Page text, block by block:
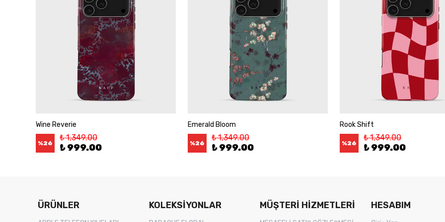
Wine Reverie
%26
₺ 1,349.00
₺ 999.00
Emerald Bloom
%26
₺ 1,349.00
₺ 999.00
Rook Shift
%26
₺ 1,349.00
₺ 999.00
ÜRÜNLER KOLEKSİYONLAR MÜŞTERİ HİZMETLERİ HESABIM